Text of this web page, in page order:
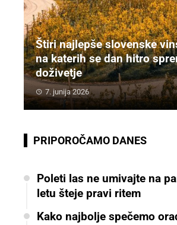
Štiri najlepše slovenske
na katerih se dan hitro
doživetje
7. junija 2026
PRIPOROČAMO DANES
Poleti las ne umivajte na
letu šteje pravi ritem
Kako najbolje spečemo